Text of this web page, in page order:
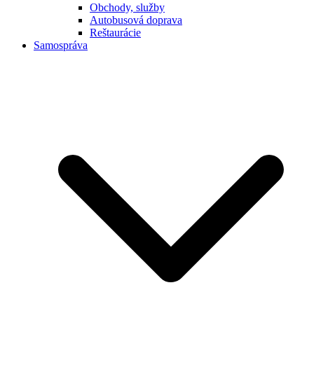
Obchody, služby
Autobusová doprava
Reštaurácie
Samospráva